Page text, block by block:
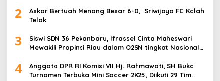
2
Askar Bertuah Menang Besar 6-0, Sriwijaya FC Kalah
Telak
3
Siswi SDN 36 Pekanbaru, Ifrassel Cinta Maheswari
Mewakili Propinsi Riau dalam O2SN tingkat Nasional
4
Anggota DPR RI Komisi VII Hj. Rahmawati, SH Buka
Turnamen Terbuka Mini Soccer 2K25, Diikuti 29 Tim